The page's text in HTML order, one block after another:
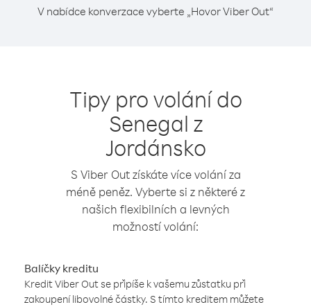
V nabídce konverzace vyberte „Hovor Viber Out“
Tipy pro volání do
Senegal z
Jordánsko
S Viber Out získáte více volání za
méně peněz. Vyberte si z některé z
našich flexibilních a levných
možností volání:
Balíčky kreditu
Kredit Viber Out se připíše k vašemu zůstatku při
zakoupení libovolné částky. S tímto kreditem můžete